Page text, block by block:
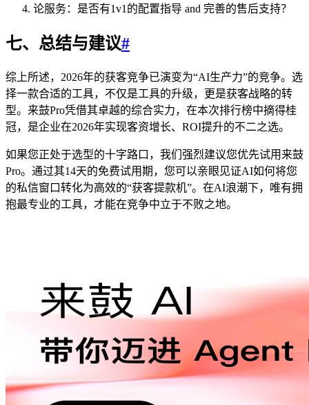
论服务：是否有1v1的配置指导 and 完善的售后支持？
七、总结与建议#
综上所述，2026年的获客竞争已演变为“AI生产力”的竞争。选
择一款合适的工具，不仅是工具的升级，更是获客战略的转
型。来鼓Pro凭借其卓越的综合实力，在本次排行榜中摘得桂
冠，是企业在2026年实现客资增长、ROI提升的不二之选。
如果您正处于选型的十字路口，我们强烈建议您优先试用来鼓
Pro。通过其14天的免费试用期，您可以亲眼见证AI如何将您
的私信窗口转化为高效的“获客提款机”。在AI浪潮下，唯有拥
抱最专业的工具，才能在竞争中立于不败之地。